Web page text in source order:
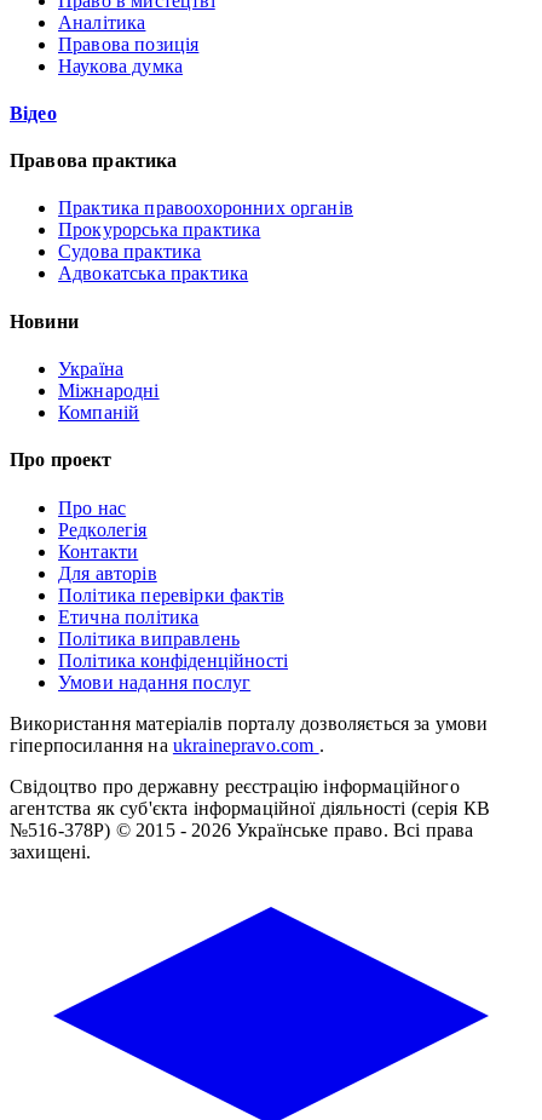
Аналітика
Правова позиція
Наукова думка
Відео
Правова практика
Практика правоохоронних органів
Прокурорська практика
Судова практика
Адвокатська практика
Новини
Україна
Міжнародні
Компаній
Про проект
Про нас
Редколегія
Контакти
Для авторів
Політика перевірки фактів
Етична політика
Політика виправлень
Політика конфіденційності
Умови надання послуг
Використання матеріалів порталу дозволяється за умови
гіперпосилання на ukrainepravo.com .
Свідоцтво про державну реєстрацію інформаційного
агентства як суб'єкта інформаційної діяльності (серія КВ
№516-378Р) © 2015 - 2026 Українське право. Всі права
захищені.